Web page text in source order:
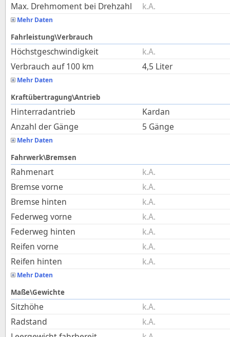
Max. Drehmoment bei Drehzahl
k.A.
Mehr Daten
Fahrleistung\Verbrauch
Höchstgeschwindigkeit
k.A.
Verbrauch auf 100 km
4,5 Liter
Mehr Daten
Kraftübertragung\Antrieb
Hinterradantrieb
Kardan
Anzahl der Gänge
5 Gänge
Mehr Daten
Fahrwerk\Bremsen
Rahmenart
k.A.
Bremse vorne
k.A.
Bremse hinten
k.A.
Federweg vorne
k.A.
Federweg hinten
k.A.
Reifen vorne
k.A.
Reifen hinten
k.A.
Mehr Daten
Maße\Gewichte
Sitzhöhe
k.A.
Radstand
k.A.